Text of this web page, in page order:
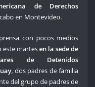
de Derechos
en Montevideo.
con pocos medios
este martesen la sede de
de Detenidos
, dos padres de familia
del grupo de padres de